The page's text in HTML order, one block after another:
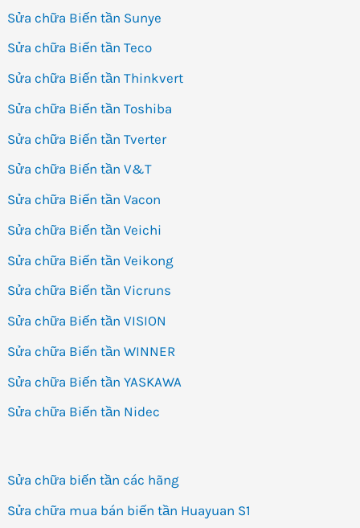
Sửa chữa Biến tần Sunye
Sửa chữa Biến tần Teco
Sửa chữa Biến tần Thinkvert
Sửa chữa Biến tần Toshiba
Sửa chữa Biến tần Tverter
Sửa chữa Biến tần V&T
Sửa chữa Biến tần Vacon
Sửa chữa Biến tần Veichi
Sửa chữa Biến tần Veikong
Sửa chữa Biến tần Vicruns
Sửa chữa Biến tần VISION
Sửa chữa Biến tần WINNER
Sửa chữa Biến tần YASKAWA
Sửa chữa Biến tần Nidec
Sửa chữa biến tần các hãng
Sửa chữa mua bán biến tần Huayuan S1